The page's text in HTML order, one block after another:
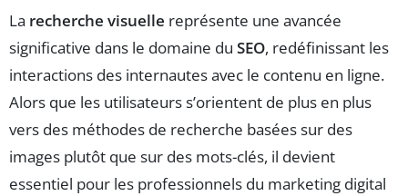
La recherche visuelle représente une avancée
significative dans le domaine du SEO, redéfinissant les
interactions des internautes avec le contenu en ligne.
Alors que les utilisateurs s’orientent de plus en plus
vers des méthodes de recherche basées sur des
images plutôt que sur des mots-clés, il devient
essentiel pour les professionnels du marketing digital